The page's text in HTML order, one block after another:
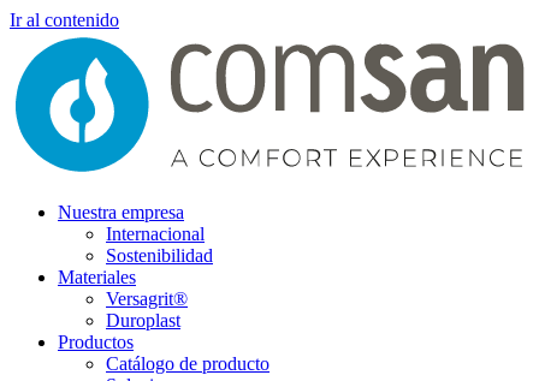
Ir al contenido
Nuestra empresa
Internacional
Sostenibilidad
Materiales
Versagrit®
Duroplast
Productos
Catálogo de producto